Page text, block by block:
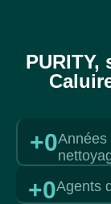
+0Années
+0Agents